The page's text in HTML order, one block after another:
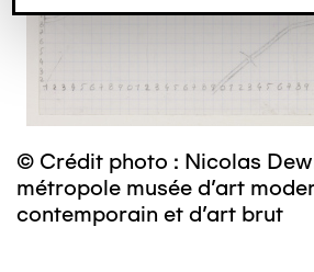
© Crédit photo : Nicolas
métropole musée d’art
contemporain et d’art brut